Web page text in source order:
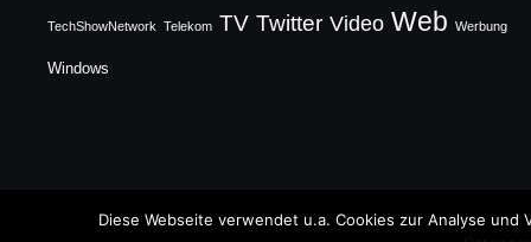
TechShowNetwork Telekom TV Twitter Video Web Werbung
Windows
Copyright © 2026 TechFieber Blog
Diese Webseite verwendet u.a. Cookies zur Analyse